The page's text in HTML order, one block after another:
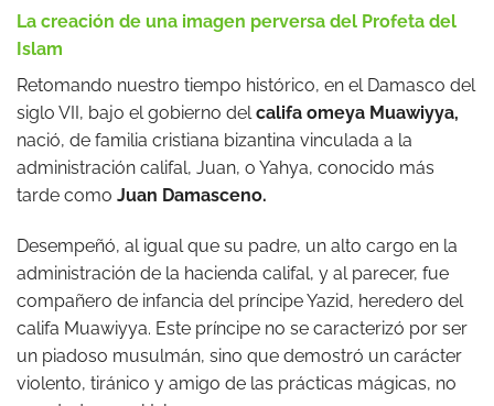
La creación de una imagen perversa del Profeta del
Islam
Retomando nuestro tiempo histórico, en el Damasco del
siglo VII, bajo el gobierno delcalifa omeya Muawiyya,
nació, de familia cristiana bizantina vinculada a la
administración califal, Juan, o Yahya, conocido más
tarde como Juan Damasceno.
Desempeñó, al igual que su padre, un alto cargo en la
administración de la hacienda califal, y al parecer, fue
compañero de infancia del príncipe Yazid, heredero del
califa Muawiyya. Este príncipe no se caracterizó por ser
un piadoso musulmán, sino que demostró un carácter
violento, tiránico y amigo de las prácticas mágicas, no